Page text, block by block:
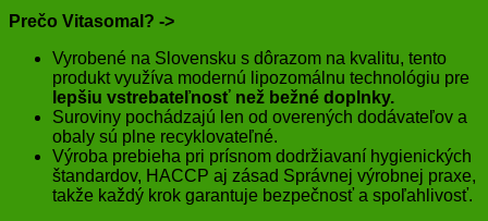
Prečo Vitasomal? ->
Vyrobené na Slovensku s dôrazom na kvalitu, tento
produkt využíva modernú lipozomálnu technológiu pre
lepšiu vstrebateľnosť než bežné doplnky.
Suroviny pochádzajú len od overených dodávateľov a
obaly sú plne recyklovateľné.
Výroba prebieha pri prísnom dodržiavaní hygienických
štandardov, HACCP aj zásad Správnej výrobnej praxe,
takže každý krok garantuje bezpečnosť a spoľahlivosť.